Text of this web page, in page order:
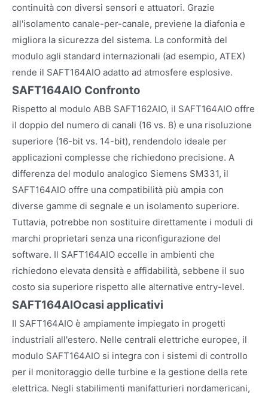
continuità con diversi sensori e attuatori. Grazie
all'isolamento canale-per-canale, previene la diafonia e
migliora la sicurezza del sistema. La conformità del
modulo agli standard internazionali (ad esempio, ATEX)
rende il SAFT164AIO adatto ad atmosfere esplosive.
SAFT164AIO Confronto
Rispetto al modulo ABB SAFT162AIO, il SAFT164AIO offre
il doppio del numero di canali (16 vs. 8) e una risoluzione
superiore (16-bit vs. 14-bit), rendendolo ideale per
applicazioni complesse che richiedono precisione. A
differenza del modulo analogico Siemens SM331, il
SAFT164AIO offre una compatibilità più ampia con
diverse gamme di segnale e un isolamento superiore.
Tuttavia, potrebbe non sostituire direttamente i moduli di
marchi proprietari senza una riconfigurazione del
software. Il SAFT164AIO eccelle in ambienti che
richiedono elevata densità e affidabilità, sebbene il suo
costo sia superiore rispetto alle alternative entry-level.
SAFT164AIOcasi applicativi
Il SAFT164AIO è ampiamente impiegato in progetti
industriali all'estero. Nelle centrali elettriche europee, il
modulo SAFT164AIO si integra con i sistemi di controllo
per il monitoraggio delle turbine e la gestione della rete
elettrica. Negli stabilimenti manifatturieri nordamericani,